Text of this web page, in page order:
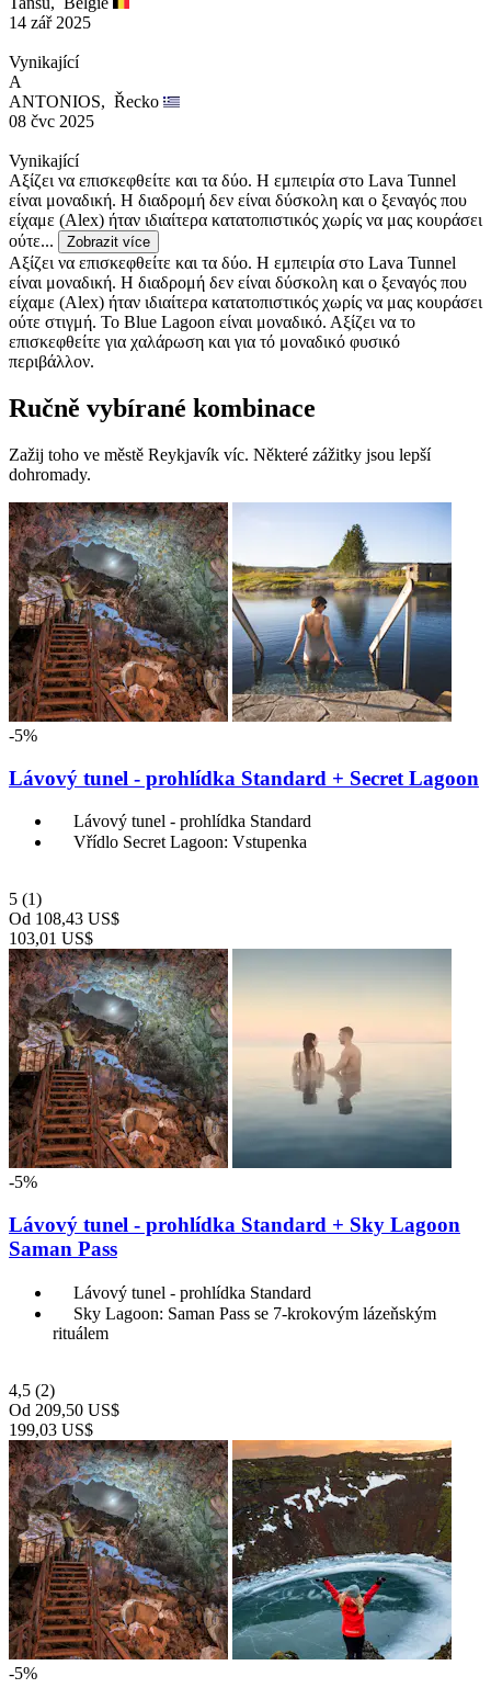
14 zář 2025
Vynikající
A
ANTONIOS, Řecko
08 čvc 2025
Vynikající
Αξίζει να επισκεφθείτε και τα δύο. Η εμπειρία στο Lava Tunnel
είναι μοναδική. Η διαδρομή δεν είναι δύσκολη και ο ξεναγός που
είχαμε (Alex) ήταν ιδιαίτερα κατατοπιστικός χωρίς να μας κουράσει
ούτε...
Zobrazit více
Αξίζει να επισκεφθείτε και τα δύο. Η εμπειρία στο Lava Tunnel
είναι μοναδική. Η διαδρομή δεν είναι δύσκολη και ο ξεναγός που
είχαμε (Alex) ήταν ιδιαίτερα κατατοπιστικός χωρίς να μας κουράσει
ούτε στιγμή. Το Blue Lagoon είναι μοναδικό. Αξίζει να το
επισκεφθείτε για χαλάρωση και για τό μοναδικό φυσικό
περιβάλλον.
Ručně vybírané kombinace
Zažij toho ve městě Reykjavík víc. Některé zážitky jsou lepší
dohromady.
-5%
Lávový tunel - prohlídka Standard + Secret Lagoon
Lávový tunel - prohlídka Standard
Vřídlo Secret Lagoon: Vstupenka
5 (1)
Od 108,43 US$
103,01 US$
-5%
Lávový tunel - prohlídka Standard + Sky Lagoon
Saman Pass
Lávový tunel - prohlídka Standard
Sky Lagoon: Saman Pass se 7-krokovým lázeňským
rituálem
4,5 (2)
Od 209,50 US$
199,03 US$
-5%